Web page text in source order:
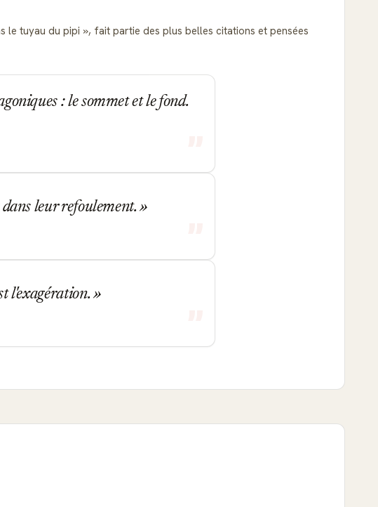
le tuyau du pipi
, fait partie des plus belles citations et pensées
: le sommet et le fond.
leur refoulement.
l'exagération.